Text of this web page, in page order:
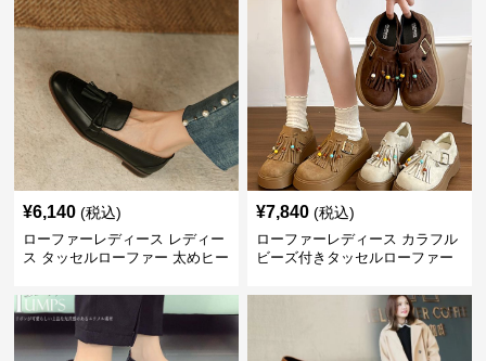
¥6,140 (税込)
ローファーレディース レディー
ス タッセルローファー 太めヒー
¥7,840 (税込)
ローファーレディース カラフル
ビーズ付きタッセルローファー